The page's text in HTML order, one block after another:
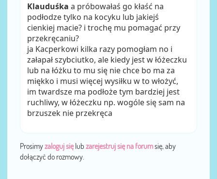
Klauduśka a próbowałaś go kłaść na
podłodze tylko na kocyku lub jakiejś
cienkiej macie? i trochę mu pomagać przy
przekręcaniu?
ja Kacperkowi kilka razy pomogłam no i
załapał szybciutko, ale kiedy jest w łóżeczku
lub na łóżku to mu się nie chce bo ma za
miękko i musi więcej wysiłku w to włożyć,
im twardsze ma podłoże tym bardziej jest
ruchliwy, w łóżeczku np. wogóle się sam na
brzuszek nie przekręca
Prosimyzaloguj sięlub zarejestruj się na forumsię, aby
dołączyć do rozmowy.